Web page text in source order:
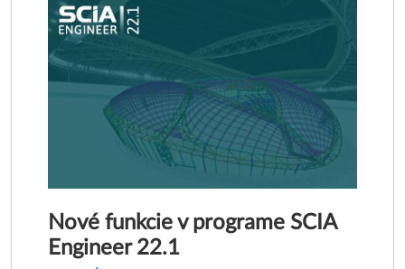
Nové funkcie v programe SCIA
Engineer 22.1